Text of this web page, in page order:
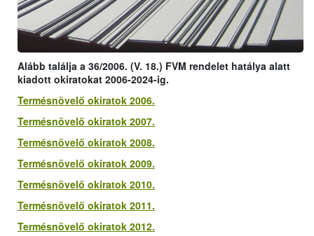
Alább találja a 36/2006. (V. 18.) FVM rendelet hatálya alatt
kiadott okiratokat 2006-2024-ig.
Termésnövelő okiratok 2006.
Termésnövelő okiratok 2007.
Termésnövelő okiratok 2008.
Termésnövelő okiratok 2009.
Termésnövelő okiratok 2010.
Termésnövelő okiratok 2011.
Termésnövelő okiratok 2012.